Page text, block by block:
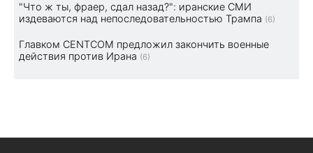
"Что ж ты, фраер, сдал назад?": иранские СМИ
издеваются над непоследовательностью Трампа (6)
Главком CENTCOM предложил закончить военные
действия против Ирана (6)